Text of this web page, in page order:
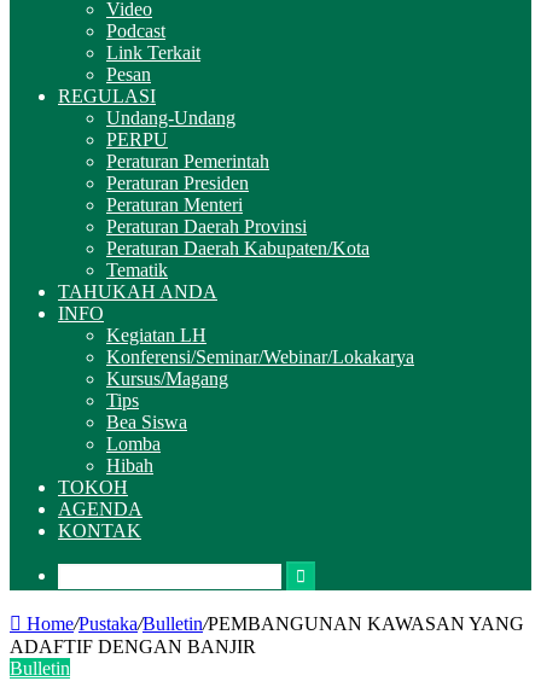
Video
Podcast
Link Terkait
Pesan
REGULASI
Undang-Undang
PERPU
Peraturan Pemerintah
Peraturan Presiden
Peraturan Menteri
Peraturan Daerah Provinsi
Peraturan Daerah Kabupaten/Kota
Tematik
TAHUKAH ANDA
INFO
Kegiatan LH
Konferensi/Seminar/Webinar/Lokakarya
Kursus/Magang
Tips
Bea Siswa
Lomba
Hibah
TOKOH
AGENDA
KONTAK
Pencarian
Home/Pustaka/Bulletin/PEMBANGUNAN KAWASAN YANG
ADAFTIF DENGAN BANJIR
Bulletin